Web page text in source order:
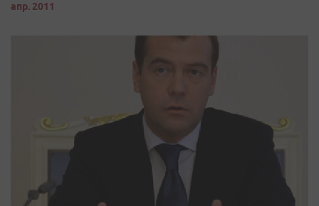
апр. 2011